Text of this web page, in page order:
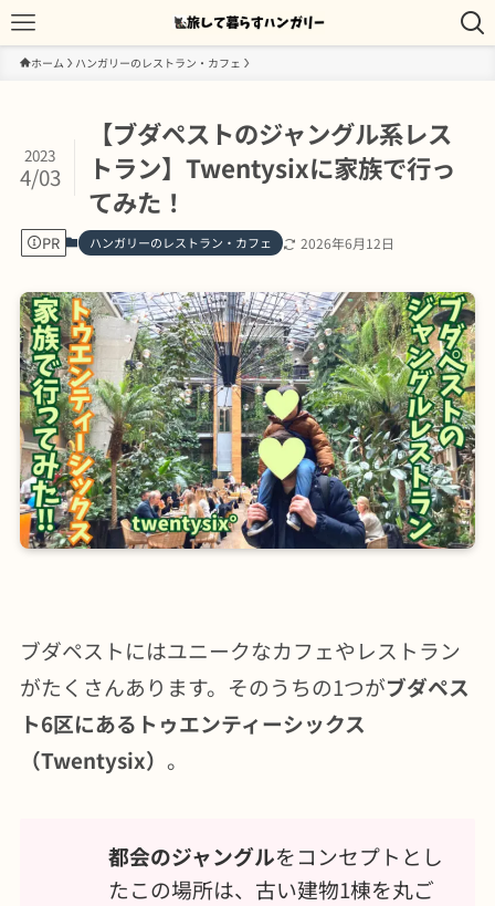
ホーム ハンガリーのレストラン・カフェ
【ブダペストのジャングル系レス
トラン】Twentysixに家族で行っ
てみた！
2023
4/03
PR ハンガリーのレストラン・カフェ 2026年6月12日
ブダペストにはユニークなカフェやレストラン
がたくさんあります。そのうちの1つがブダペス
ト6区にあるトゥエンティーシックス
（Twentysix） 。
都会のジャングルをコンセプトとし
たこの場所は、古い建物1棟を丸ご